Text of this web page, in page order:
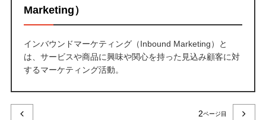
Marketing）
インバウンドマーケティング（Inbound Marketing）と
は、サービスや商品に興味や関心を持った見込み顧客に対
するマーケティング活動。
2